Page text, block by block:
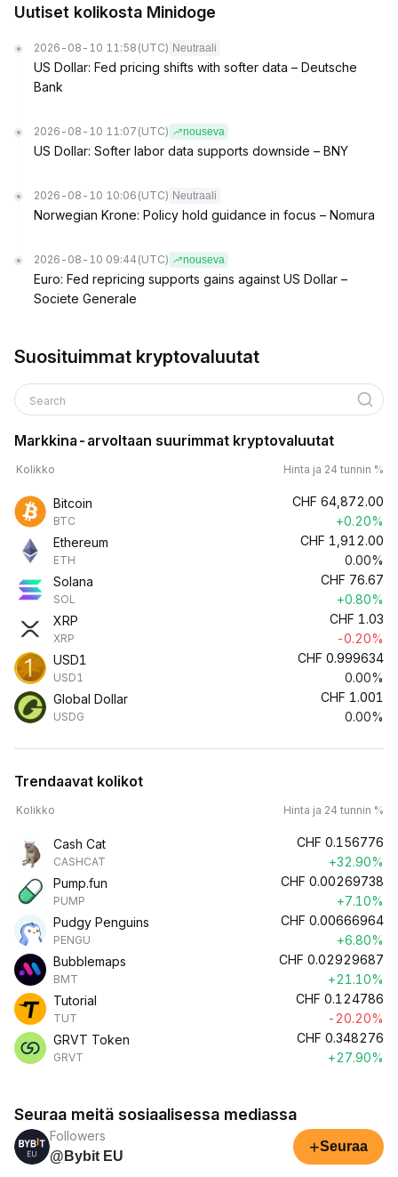
Uutiset kolikosta Minidoge
2026-08-10 11:58 (UTC) Neutraali
US Dollar: Fed pricing shifts with softer data – Deutsche
Bank
2026-08-10 11:07 (UTC) nouseva
US Dollar: Softer labor data supports downside – BNY
2026-08-10 10:06 (UTC) Neutraali
Norwegian Krone: Policy hold guidance in focus – Nomura
2026-08-10 09:44 (UTC) nouseva
Euro: Fed repricing supports gains against US Dollar –
Societe Generale
Suosituimmat kryptovaluutat
Search
Markkina-arvoltaan suurimmat kryptovaluutat
Kolikko Hinta ja 24 tunnin %
Bitcoin
BTC
CHF 64,872.00
+0.20%
Ethereum
ETH
CHF 1,912.00
0.00%
Solana
SOL
CHF 76.67
+0.80%
XRP
XRP
CHF 1.03
-0.20%
USD1
USD1
CHF 0.999634
0.00%
Global Dollar
USDG
CHF 1.001
0.00%
Trendaavat kolikot
Kolikko Hinta ja 24 tunnin %
Cash Cat
CASHCAT
CHF 0.156776
+32.90%
Pump.fun
PUMP
CHF 0.00269738
+7.10%
Pudgy Penguins
PENGU
CHF 0.00666964
+6.80%
Bubblemaps
BMT
CHF 0.02929687
+21.10%
Tutorial
TUT
CHF 0.124786
-20.20%
GRVT Token
GRVT
CHF 0.348276
+27.90%
Seuraa meitä sosiaalisessa mediassa
Followers
@Bybit EU
+Seuraa